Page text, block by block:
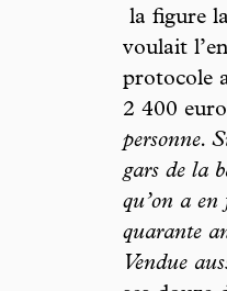
la figure
voulait
protocole
2 400
personne.
gars de la
qu’on a en
quarante
Vendue